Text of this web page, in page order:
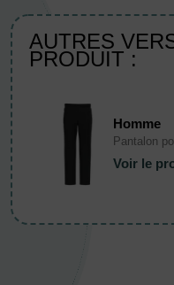
AUTRES
PRODUIT :
Homme
Pantalon
Voir le